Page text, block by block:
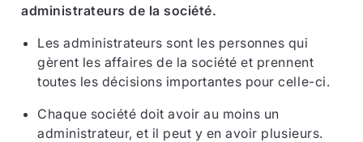
administrateurs de la société.
Les administrateurs sont les personnes qui
gèrent les affaires de la société et prennent
toutes les décisions importantes pour celle-ci.
Chaque société doit avoir au moins un
administrateur, et il peut y en avoir plusieurs.